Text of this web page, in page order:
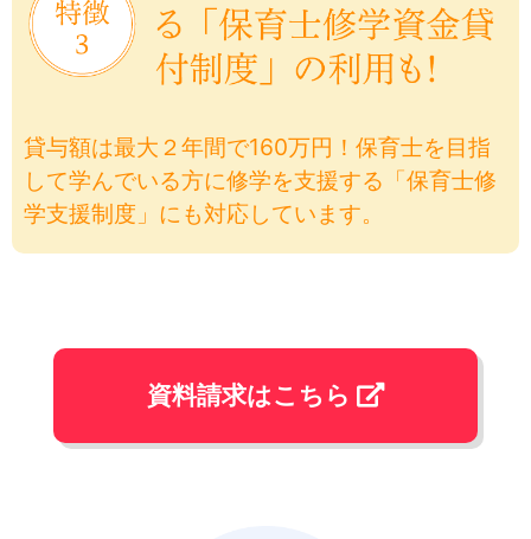
貸与額は最大２年間で160万円！保育士を目指
して学んでいる方に修学を支援する「保育士修
学支援制度」にも対応しています。
資料請求はこちら